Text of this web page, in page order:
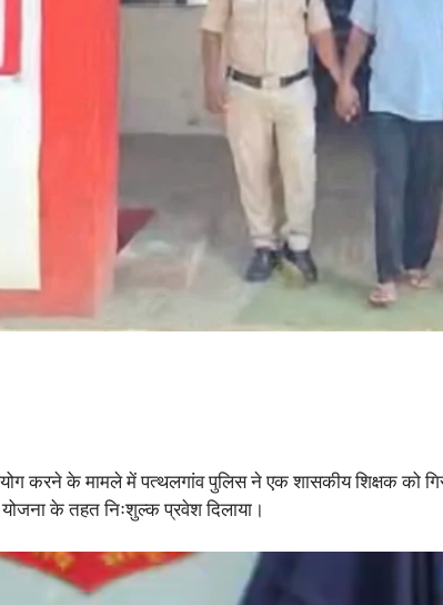
करने के मामले में पत्थलगांव पुलिस ने एक शासकीय शिक्षक को
के तहत निःशुल्क प्रवेश दिलाया।